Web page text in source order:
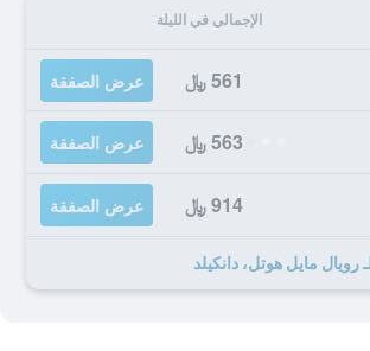
الإجمالي في الليلة
561 ﷼ عرض الصفقة
563 ﷼ عرض الصفقة
914 ﷼ عرض الصفقة